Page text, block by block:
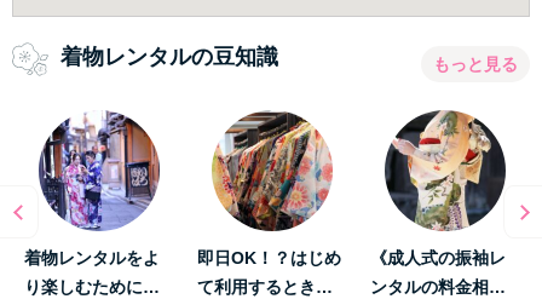
着物レンタルの豆知識 もっと見る
着物レンタルをよ
り楽しむために…
即日OK！？はじめ
て利用するとき…
《成人式の振袖レ
ンタルの料金相…